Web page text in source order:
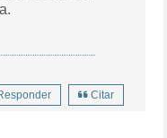
Citar